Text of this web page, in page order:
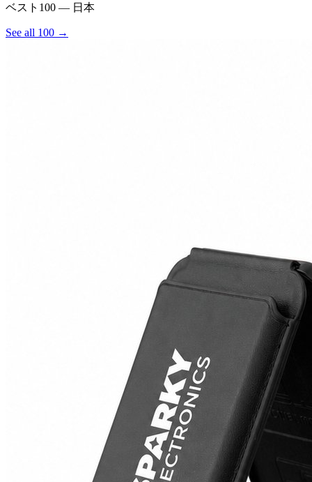
ベスト100 — 日本
See all 100 →